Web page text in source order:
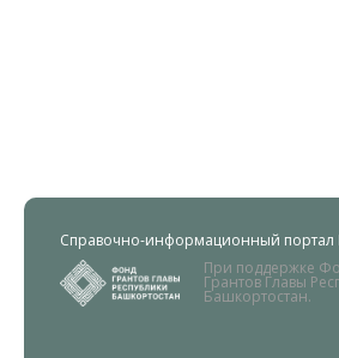
Справочно-информационный портал
При поддержке
Грантов Главы
Башкортостан.